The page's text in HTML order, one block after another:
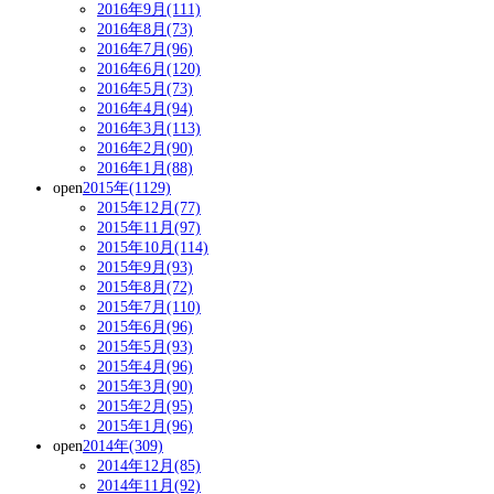
2016年9月(111)
2016年8月(73)
2016年7月(96)
2016年6月(120)
2016年5月(73)
2016年4月(94)
2016年3月(113)
2016年2月(90)
2016年1月(88)
open2015年(1129)
2015年12月(77)
2015年11月(97)
2015年10月(114)
2015年9月(93)
2015年8月(72)
2015年7月(110)
2015年6月(96)
2015年5月(93)
2015年4月(96)
2015年3月(90)
2015年2月(95)
2015年1月(96)
open2014年(309)
2014年12月(85)
2014年11月(92)